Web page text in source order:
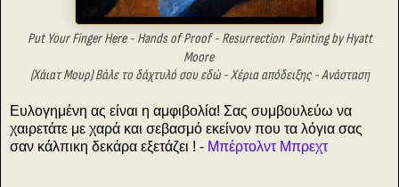
Put Your Finger Here - Hands of Proof - Resurrection Painting by Hyatt
Moore
(Χάιατ Μουρ)Βάλε το δάχτυλό σου εδώ - Χέρια απόδειξης -Ανάσταση
Ευλογημένη ας είναι η αμφιβολία! Σας συμβουλεύω να
χαιρετάτε με χαρά και σεβασμό εκείνον που τα λόγια σας
σαν κάλπικη δεκάρα εξετάζει ! - Μπέρτολντ Μπρεχτ